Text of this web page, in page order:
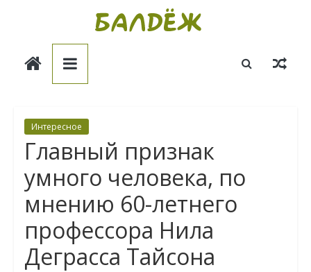
Балдёж
Интересное
Главный признак
умного человека, по
мнению 60-летнего
профессора Нила
Деграсса Тайсона